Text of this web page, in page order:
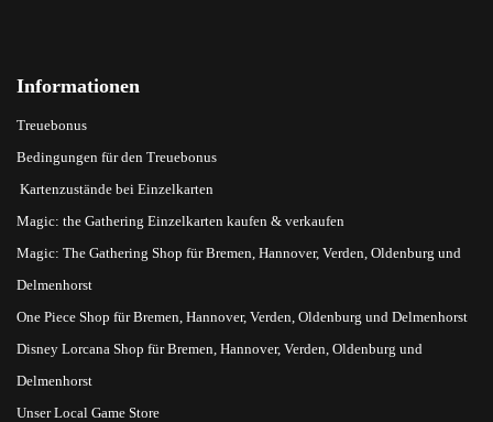
Informationen
Treuebonus
Bedingungen für den Treuebonus
Kartenzustände bei Einzelkarten
Magic: the Gathering Einzelkarten kaufen & verkaufen
Magic: The Gathering Shop für Bremen, Hannover, Verden, Oldenburg und
Delmenhorst
One Piece Shop für Bremen, Hannover, Verden, Oldenburg und Delmenhorst
Disney Lorcana Shop für Bremen, Hannover, Verden, Oldenburg und
Delmenhorst
Unser Local Game Store